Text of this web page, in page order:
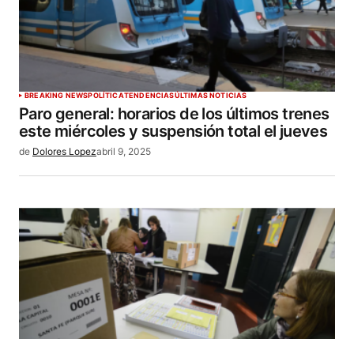
BREAKING NEWSPOLÍTICATENDENCIASÚLTIMAS NOTICIAS
Paro general: horarios de los últimos trenes
este miércoles y suspensión total el jueves
de Dolores Lopezabril 9, 2025